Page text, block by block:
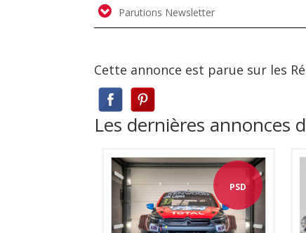
Parutions Newsletter
Cette annonce est parue sur les
Les dernières annonces
PSD